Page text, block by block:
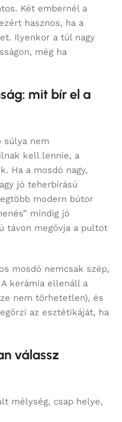
Két embernél a
hasznos, ha a
Ilyenkor a túl nagy
még ha
mit bír el a
súlya nem
kell lennie, a
Ha a mosdó nagy,
jó teherbírású
modern bútor
mindig jó
távon megóvja a pultot
mosdó nemcsak szép,
kerámia ellenáll a
nem törhetetlen), és
az esztétikáját, ha
válassz
mélység, csap helye,